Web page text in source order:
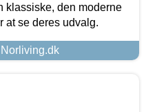
klassiske, den moderne
at se deres udvalg.